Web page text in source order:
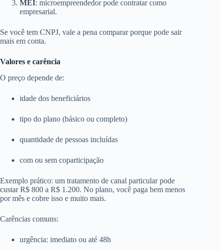
MEI: microempreendedor pode contratar como
empresarial.
Se você tem CNPJ, vale a pena comparar porque pode sair
mais em conta.
Valores e carência
O preço depende de:
idade dos beneficiários
tipo do plano (básico ou completo)
quantidade de pessoas incluídas
com ou sem coparticipação
Exemplo prático: um tratamento de canal particular pode
custar R$ 800 a R$ 1.200. No plano, você paga bem menos
por mês e cobre isso e muito mais.
Carências comuns:
urgência: imediato ou até 48h